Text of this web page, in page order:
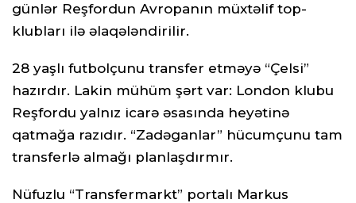
günlər Reşfordun Avropanın müxtəlif top-
klubları ilə əlaqələndirilir.
28 yaşlı futbolçunu transfer etməyə “Çelsi”
hazırdır. Lakin mühüm şərt var: London klubu
Reşfordu yalnız icarə əsasında heyətinə
qatmağa razıdır. “Zadəganlar” hücumçunu tam
transferlə almağı planlaşdırmır.
Nüfuzlu “Transfermarkt” portalı Markus